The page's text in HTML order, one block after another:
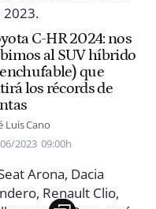
C-HR 2024: nos
al SUV híbrido
que
los récords de
Luis Cano
2023 09:00h